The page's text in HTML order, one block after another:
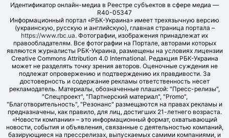
Идентификатор онлайн-медиа в Реестре субъектов в сфере медиа —
R40-05347
Информационный портал «РБК-Украина» имеет трехязычную версию
(украинскую, русскую и английскую), главная страница портала –
https://www.rbc.ua. Фотографии, изображения принадлежат их
правообладателям. Все фотографии на Портале, авторами которых
являются журналисты РБК-Украина, размещены на условиях лицензии
Creative Commons Attribution 4.0 International. Редакция РБК-Украина
может не разделять точку зрения авторов. Оценочные суждения не
подлежат опровержению и подтверждению их правдивости. За
достоверность и содержание рекламы ответственность несет
рекламодатель. Материалы, обозначенные плашкой: "Пресс-релизы",
"Спецпроект", "Партнерский материал", "Promo",
"Благотворительность", "Резонанс" размещаются на правах рекламы и
предназначены, как правило, для лиц, достигших 21-летнего возраста.
«Новости компании» – это информационный формат, охватывающий
новости, события и объявления, связанные с деятельностью компаний,
базирующиеся на прессрелизах, выпускаемых самими компаниями, и